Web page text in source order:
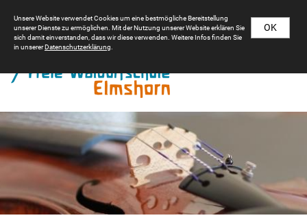
OK
Unsere Website verwendet Cookies um eine bestmögliche Bereitstellung
unserer Dienste zu ermöglichen. Mit der Nutzung unserer Website erklären Sie
sich damit einverstanden, dass wir diese verwenden. Weitere Infos finden Sie
in unsererDatenschutzerklärung